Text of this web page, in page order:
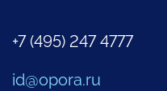
+7 (495) 247 4777
id@opora.ru